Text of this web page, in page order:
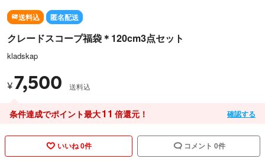
送料込 匿名配送
クレードスコープ福袋＊120cm3点セット
kladskap
¥7,500 送料込
条件達成でポイント最大11 倍還元！ 確認する
いいね 0件 コメント 0件